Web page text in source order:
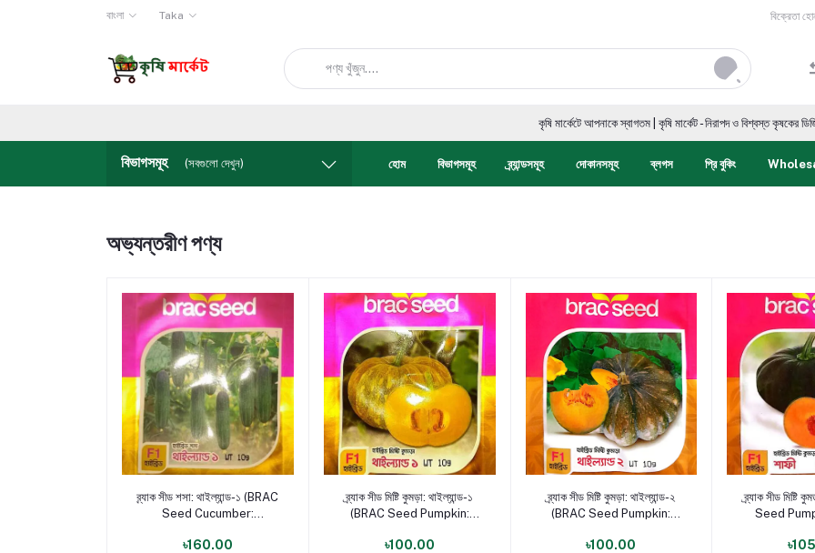
বাংলা Taka বিক্রেতা
কৃষি মার্কেটে আপনাকে স্বাগতম | কৃষি মার্কেট - নিরাপদ ও বিশ্বস্ত কৃষকের ডিজিটাল
বিভাগসমূহ (সবগুলো দেখুন) হোম বিভাগসমূহ ব্র্যান্ডসমূহ দোকানসমূহ ব্লগস প্রি বুকিং
অভ্যন্তরীণ পণ্য
পণ্য যোগ করুন
ব্র্যাক সীড শসা: থাইল্যান্ড-১ (BRAC
Seed Cucumber:
৳160.00
পণ্য যোগ করুন
ব্র্যাক সীড মিষ্টি কুমড়া: থাইল্যান্ড-১
(BRAC Seed Pumpkin:
৳100.00
পণ্য যোগ করুন
ব্র্যাক সীড মিষ্টি কুমড়া: থাইল্যান্ড-২
(BRAC Seed Pumpkin:
৳100.00
পণ্য
ব্র্যাক সীড মিষ্টি
Seed